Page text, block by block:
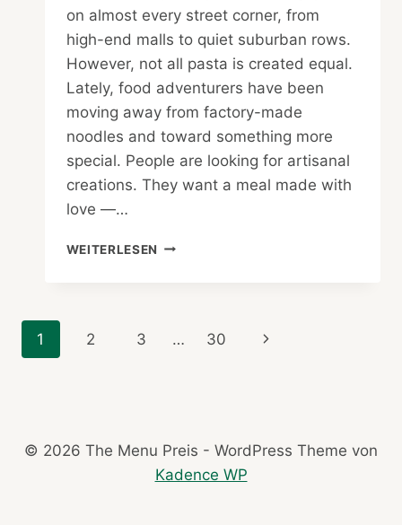
on almost every street corner, from
high-end malls to quiet suburban rows.
However, not all pasta is created equal.
Lately, food adventurers have been
moving away from factory-made
noodles and toward something more
special. People are looking for artisanal
creations. They want a meal made with
love —…
WEITERLESEN PASTA
ARTISAN
Seitennavigation
1 2 3 … 30
Nächste
© 2026 The Menu Preis - WordPress Theme von
Kadence WP